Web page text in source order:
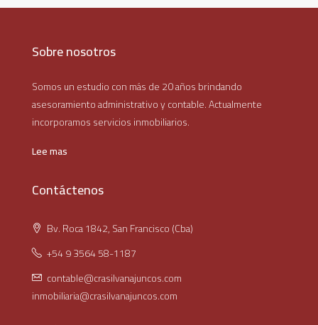
Sobre nosotros
Somos un estudio con más de 20 años brindando
asesoramiento administrativo y contable. Actualmente
incorporamos servicios inmobiliarios.
Lee mas
Contáctenos
Bv. Roca 1842, San Francisco (Cba)
+54 9 3564 58-1187
contable@crasilvanajuncos.com
inmobiliaria@crasilvanajuncos.com